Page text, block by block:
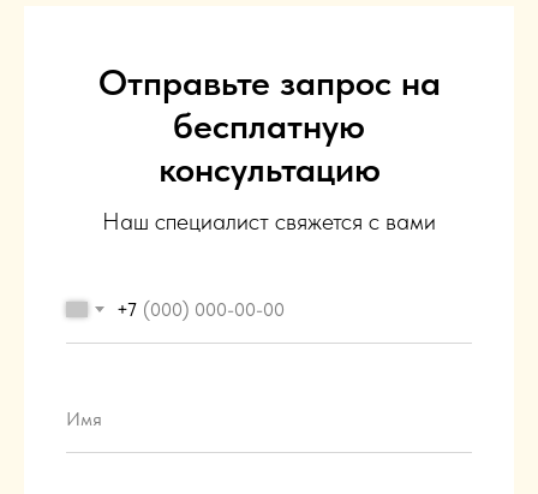
Отправьте запрос на
бесплатную
консультацию
Наш специалист свяжется с вами
+7